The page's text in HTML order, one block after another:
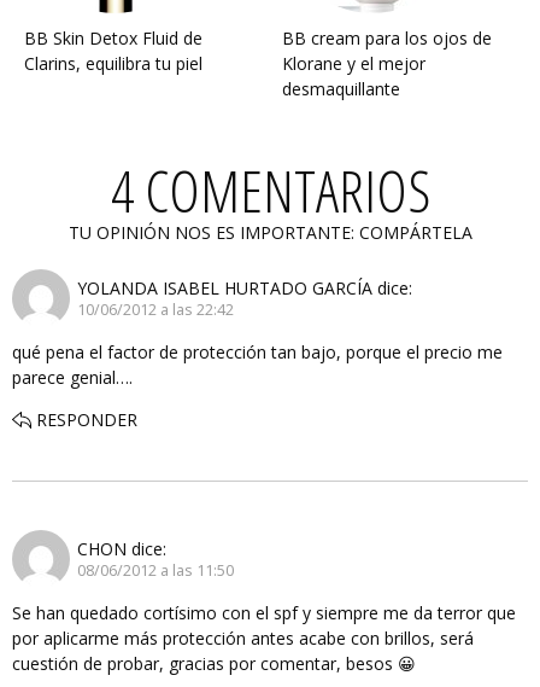
BB Skin Detox Fluid de
Clarins, equilibra tu piel
BB cream para los ojos de
Klorane y el mejor
desmaquillante
4 COMENTARIOS
TU OPINIÓN NOS ES IMPORTANTE: COMPÁRTELA
YOLANDA ISABEL HURTADO GARCÍA dice:
10/06/2012 a las 22:42
qué pena el factor de protección tan bajo, porque el precio me
parece genial….
RESPONDER
CHON dice:
08/06/2012 a las 11:50
Se han quedado cortísimo con el spf y siempre me da terror que
por aplicarme más protección antes acabe con brillos, será
cuestión de probar, gracias por comentar, besos 😀